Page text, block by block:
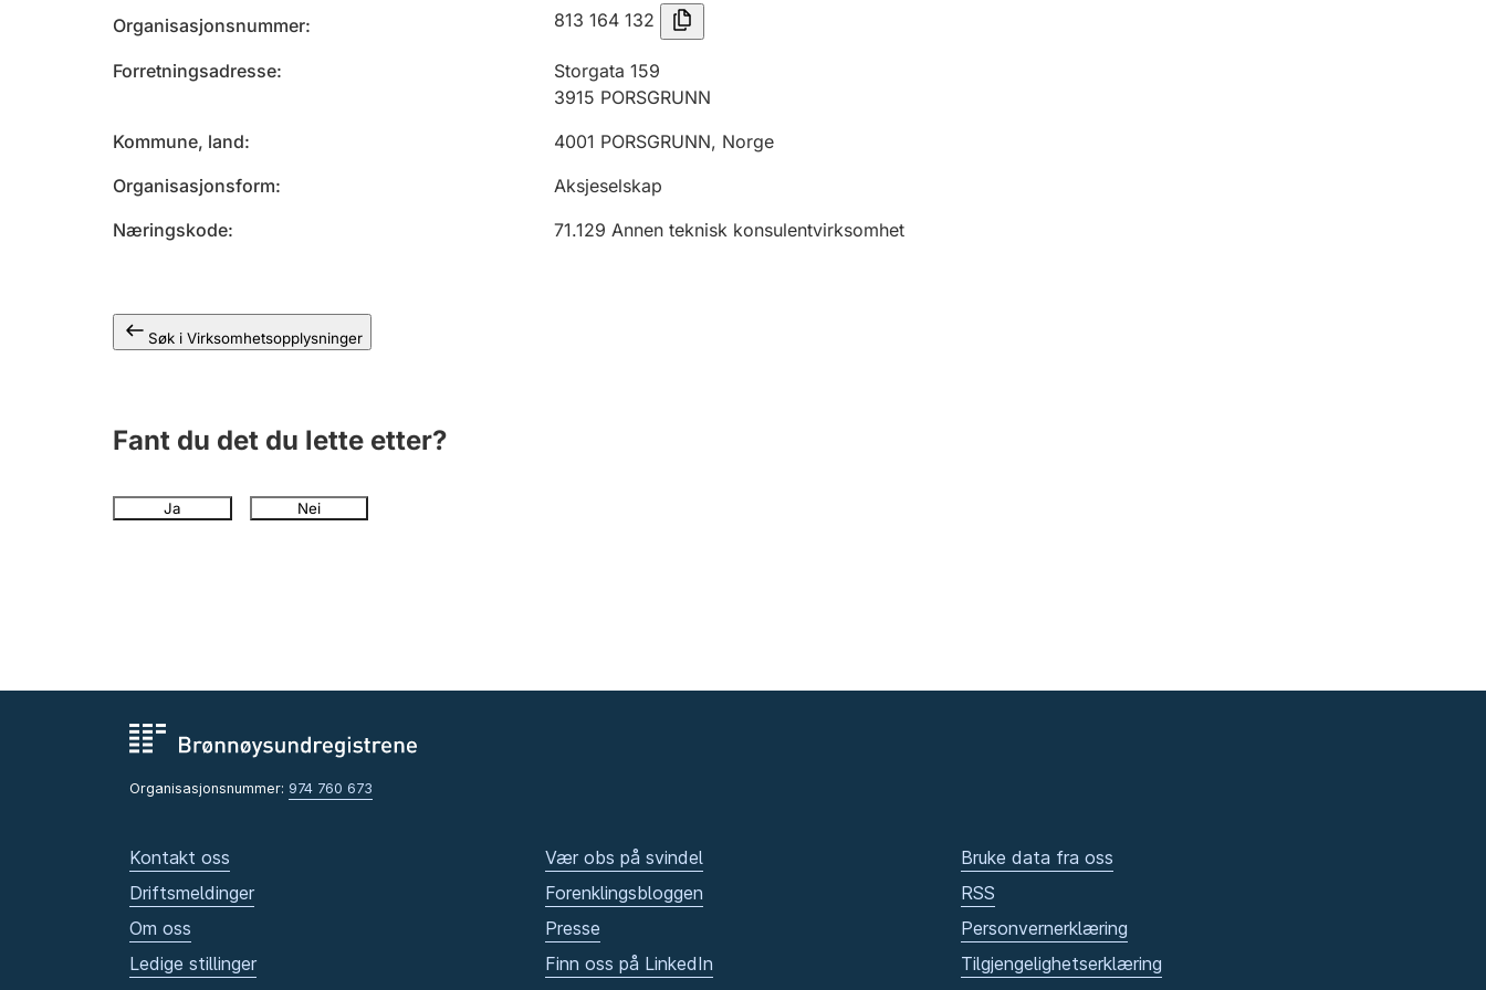
Organisasjonsnummer 813 164 132
Forretningsadresse
Storgata 159
3915 PORSGRUNN
Kommune, land
4001 PORSGRUNN, Norge
Organisasjonsform
Aksjeselskap
Næringskode
71.129 Annen teknisk konsulentvirksomhet
Søk i Virksomhetsopplysninger
Fant du det du lette etter?
Ja Nei
Organisasjonsnummer: 974 760 673
Kontakt oss
Driftsmeldinger
Om oss
Ledige stillinger
Vær obs på svindel
Forenklingsbloggen
Presse
Finn oss på LinkedIn
Bruke data fra oss
RSS
Personvernerklæring
Tilgjengelighetserklæring